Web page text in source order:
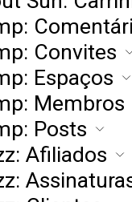
Convites
Espaços
Membros
Posts
Afiliados